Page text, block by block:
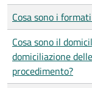
Cosa sono i
Cosa sono il
domiciliazione
procedimento?